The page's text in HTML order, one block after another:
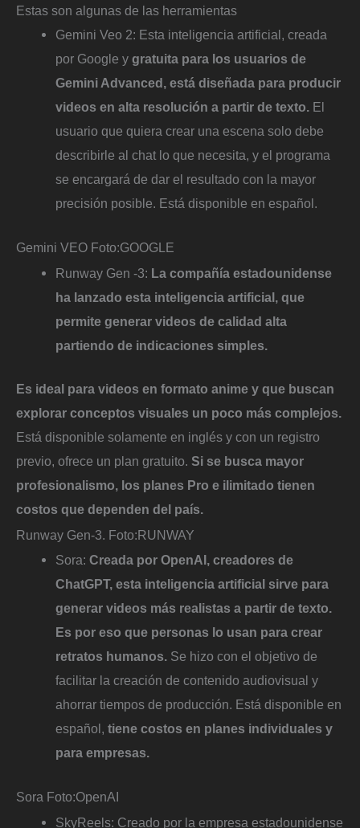
Estas son algunas de las herramientas
Gemini Veo 2: Esta inteligencia artificial, creada
por Google ygratuita para los usuarios de
Gemini Advanced, está diseñada para producir
videos en alta resolución a partir de texto. El
usuario que quiera crear una escena solo debe
describirle al chat lo que necesita, y el programa
se encargará de dar el resultado con la mayor
precisión posible. Está disponible en español.
Gemini VEO Foto:GOOGLE
Runway Gen -3: La compañía estadounidense
ha lanzado esta inteligencia artificial, que
permite generar videos de calidad alta
partiendo de indicaciones simples.
Es ideal para videos en formato anime y que buscan
explorar conceptos visuales un poco más complejos.
Está disponible solamente en inglés y con un registro
previo, ofrece un plan gratuito. Si se busca mayor
profesionalismo, los planes Pro e ilimitado tienen
costos que dependen del país.
Runway Gen-3. Foto:RUNWAY
Sora:Creada por OpenAI, creadores de
ChatGPT, esta inteligencia artificial sirve para
generar videos más realistas a partir de texto.
Es por eso que personas lo usan para crear
retratos humanos. Se hizo con el objetivo de
facilitar la creación de contenido audiovisual y
ahorrar tiempos de producción. Está disponible en
español,tiene costos en planes individuales y
para empresas.
Sora Foto:OpenAI
SkyReels: Creado por la empresa estadounidense